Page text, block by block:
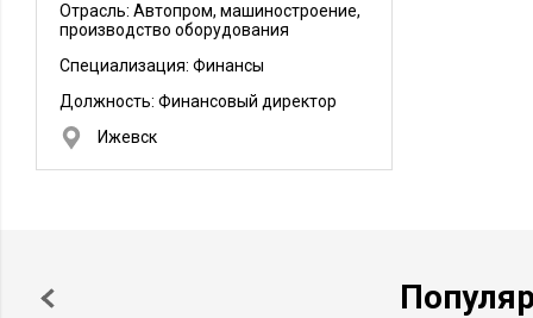
Отрасль: Автопром, машиностроение,
производство оборудования
Специализация: Финансы
Должность: Финансовый директор
Ижевск